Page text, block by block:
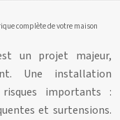
complète de votre maison
un projet majeur,
Une installation
importants :
et surtensions.